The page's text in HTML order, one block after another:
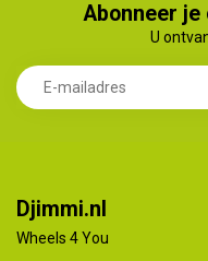
Abonneer
U
Djimmi.nl
Wheels 4 You